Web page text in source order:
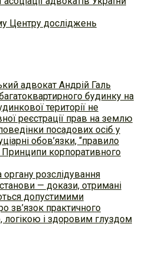
Центру досліджень
адвокат Андрій Галь
будинку на
території не
реєстрації прав на землю
посадових осіб у
обов’язки, “правило
Принципи корпоративного
розслідування
— докази, отримані
допустимими
зв’язок практичного
логікою і здоровим глуздом